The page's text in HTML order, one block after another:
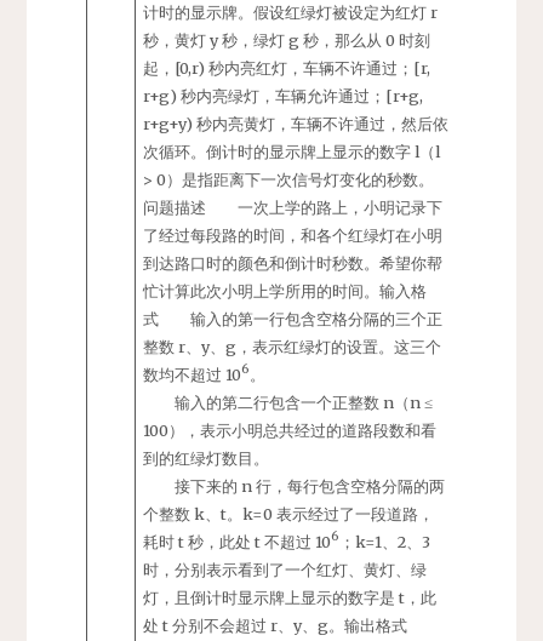
计时的显示牌。假设红绿灯被设定为红灯 r
秒，黄灯 y 秒，绿灯 g 秒，那么从 0 时刻
起，[0,r) 秒内亮红灯，车辆不许通过；[r,
r+g) 秒内亮绿灯，车辆允许通过；[r+g,
r+g+y) 秒内亮黄灯，车辆不许通过，然后依
次循环。倒计时的显示牌上显示的数字 l（l
> 0）是指距离下一次信号灯变化的秒数。
问题描述 一次上学的路上，小明记录下
了经过每段路的时间，和各个红绿灯在小明
到达路口时的颜色和倒计时秒数。希望你帮
忙计算此次小明上学所用的时间。输入格
式 输入的第一行包含空格分隔的三个正
整数 r、y、g，表示红绿灯的设置。这三个
数均不超过 106 。
输入的第二行包含一个正整数 n（n ≤
100），表示小明总共经过的道路段数和看
到的红绿灯数目。
接下来的 n 行，每行包含空格分隔的两
个整数 k、t。k=0 表示经过了一段道路，
耗时 t 秒，此处 t 不超过 106 ；k=1、2、3
时，分别表示看到了一个红灯、黄灯、绿
灯，且倒计时显示牌上显示的数字是 t，此
处 t 分别不会超过 r、y、g。输出格式